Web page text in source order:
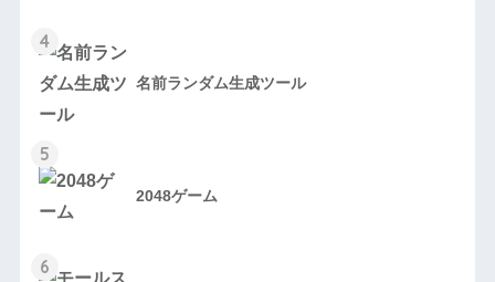
4
名前ランダム生成ツール
5
2048ゲーム
6